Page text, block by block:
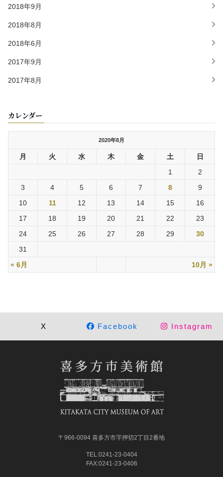
2018年9月
2018年8月
2018年6月
2017年9月
2017年8月
カレンダー
2020年8月
月 火 水 木 金 土 日
« 6月 10月 »
1
2
3
4 5 6 7 8
9
10
11 12 13 14 15
16
17
18 19 20 21 22
23
24
25 26 27 28 29
30
31
X Facebook Instagram
〒966-0094 喜多方市字押切2丁目2番地
TEL:0241-23-0404
FAX:0241-23-0406